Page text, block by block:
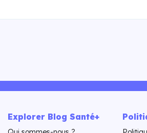
Explorer Blog Santé+